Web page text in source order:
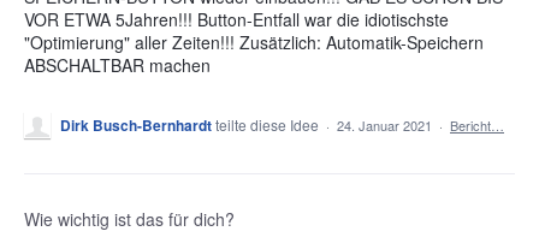
VOR ETWA 5Jahren!!! Button-Entfall war die idiotischste
"Optimierung" aller Zeiten!!! Zusätzlich: Automatik-Speichern
ABSCHALTBAR machen
Dirk Busch-Bernhardtteilte diese Idee · 24. Januar 2021 · Bericht…
Wie wichtig ist das für dich?